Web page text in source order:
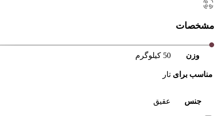
مشخصات
وزن 50 کیلوگرم
مناسب برای تار
جنس عقیق